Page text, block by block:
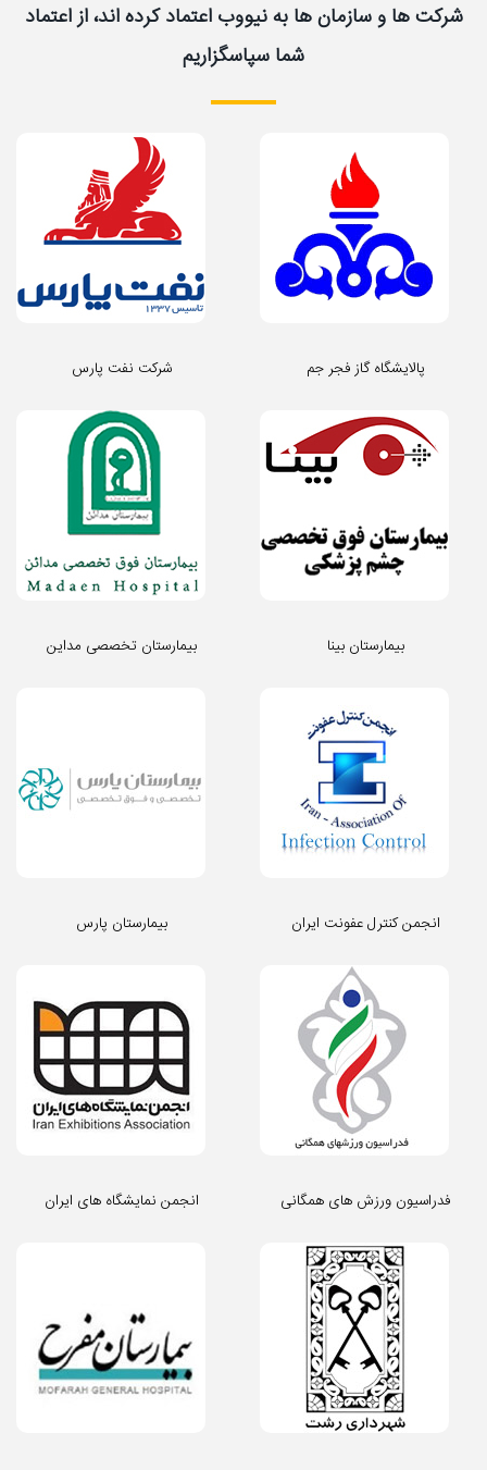
شرکت ها و سازمان ها به نیووب اعتماد کرده اند، از اعتماد
شما سپاسگزاریم
شرکت نفت پارس پالایشگاه گاز فجر جم
بیمارستان تخصصی مداین بیمارستان بینا
بیمارستان پارس انجمن کنترل عفونت ایران
انجمن نمایشگاه های ایران فدراسیون ورزش های همگانی